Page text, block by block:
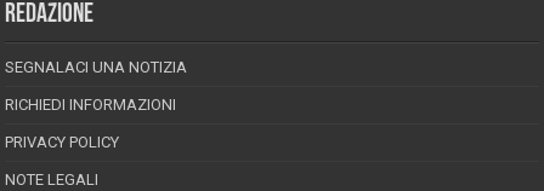
REDAZIONE
SEGNALACI UNA NOTIZIA
RICHIEDI INFORMAZIONI
PRIVACY POLICY
NOTE LEGALI